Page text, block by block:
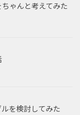
ゃんと考えてみた
を検討してみた